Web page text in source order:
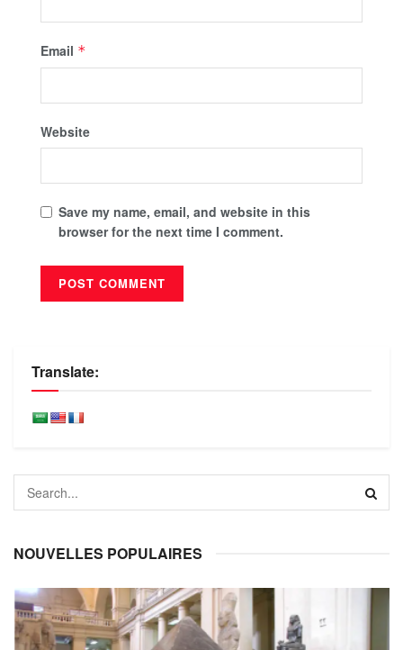
Email *
Website
Save my name, email, and website in this
browser for the next time I comment.
Translate:
NOUVELLES POPULAIRES